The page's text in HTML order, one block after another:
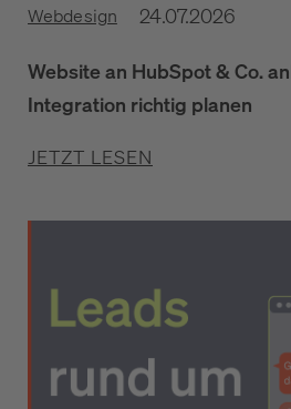
Webdesign 24.07.2026
Website an HubSpot & Co.
Integration richtig planen
JETZT LESEN